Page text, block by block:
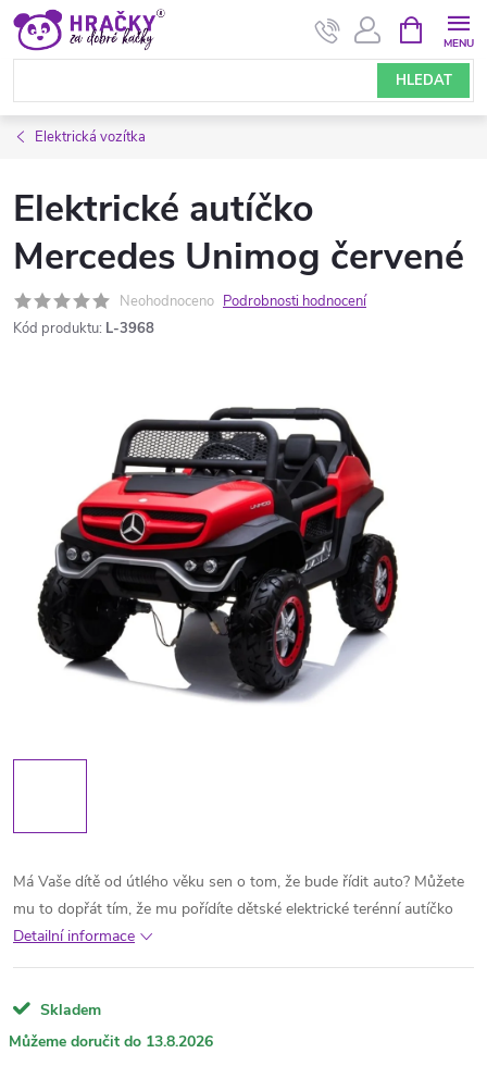
Přejít
obsah
HLEDAT
NÁKUPNÍ
KOŠÍK
Elektrická vozítka
Elektrické autíčko
Mercedes Unimog červené
Neohodnoceno Podrobnosti hodnocení
Kód produktu: L-3968
Má Vaše dítě od útlého věku sen o tom, že bude řídit auto? Můžete
mu to dopřát tím, že mu pořídíte dětské elektrické terénní autíčko
Detailní informace
Skladem
13.8.2026